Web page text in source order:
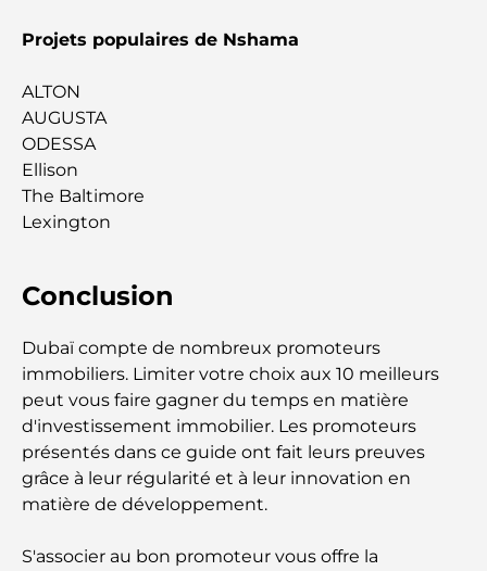
Hôpitaux Bluewaters : Guide complet des soins de
santé
Les meilleurs hôtels de Dubai Creek Harbour pour
un séjour luxueux
Les maisons les plus chères de Dubaï
Complete Guide
Dubai’s Most Expensive Number Plates
Les meilleurs endroits pour les couples à Dubaï :
les lieux romantiques incontournables à découvrir
ensemble.
Découvrez les meilleurs hôtels de JVC pour un
Projets populaires de Nshama
ALTON
AUGUSTA
ODESSA
Ellison
The Baltimore
Lexington
Conclusion
Dubaï compte de nombreux promoteurs
immobiliers. Limiter votre choix aux 10 meilleurs
peut vous faire gagner du temps en matière
d'investissement immobilier. Les promoteurs
présentés dans ce guide ont fait leurs preuves
grâce à leur régularité et à leur innovation en
matière de développement.
S'associer au bon promoteur vous offre la